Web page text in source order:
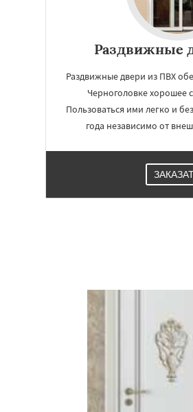
Раздвижные
Раздвижные двери из ПВХ
Черноголовке хорошее
Пользоваться ими легко и
года независимо от